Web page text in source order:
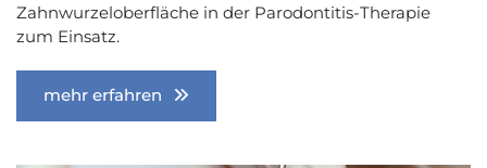
Zahnwurzeloberfläche in der Parodontitis-Therapie
zum Einsatz.
mehr erfahren